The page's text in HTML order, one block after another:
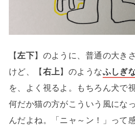
【左下】のように、普通の大き
けど、【右上】のようなふしぎ
を、よく視るよ。もちろん犬で
何だか猫の方がこういう風にな
んだよね。「ニャ～ン！」って感